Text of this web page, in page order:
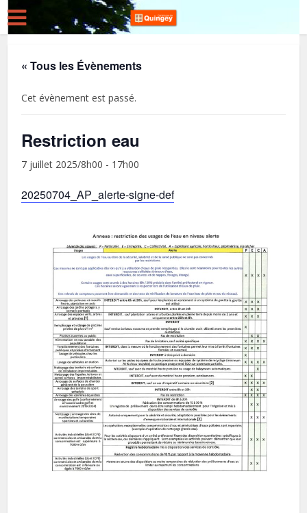
« Tous les Évènements
Cet évènement est passé.
Restriction eau
7 juillet 2025/8h00 - 17h00
20250704_AP_alerte-signe-def